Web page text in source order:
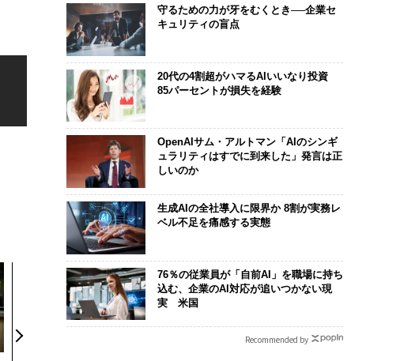
なぜ“眠っていた環境技
術”が、下水インフラを
変えたのか──産総研×
月島JFEアクアソリュー
“泊まる”を超えて─エス
パシオが描く、新しい日
本のラグジュアリー（中
編）
挑戦は個から
創によって加
守るための力が牙をむくとき──企業セ
キュリティの盲点
20代の4割超がハマるAIいいなり投資
85パーセントが損失を経験
OpenAIサム・アルトマン「AIのシンギ
ュラリティはすでに到来した」発言は正
しいのか
生成AIの全社導入に限界か 8割が実務レ
ベル不足を痛感する実態
76％の従業員が「自前AI」を職場に持ち
込む、企業のAI対応が追いつかない現
実 米国
Recommended by